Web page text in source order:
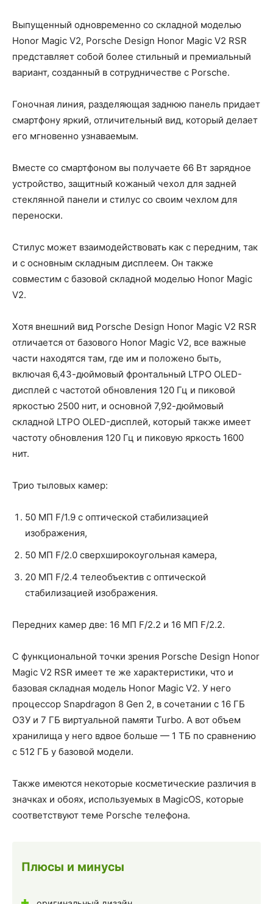
Выпущенный одновременно со складной моделью
Honor Magic V2, Porsche Design Honor Magic V2 RSR
представляет собой более стильный и премиальный
вариант, созданный в сотрудничестве с Porsche.
Гоночная линия, разделяющая заднюю панель придает
смартфону яркий, отличительный вид, который делает
его мгновенно узнаваемым.
Вместе со смартфоном вы получаете 66 Вт зарядное
устройство, защитный кожаный чехол для задней
стеклянной панели и стилус со своим чехлом для
переноски.
Стилус может взаимодействовать как с передним, так
и с основным складным дисплеем. Он также
совместим с базовой складной моделью Honor Magic
V2.
Хотя внешний вид Porsche Design Honor Magic V2 RSR
отличается от базового Honor Magic V2, все важные
части находятся там, где им и положено быть,
включая 6,43-дюймовый фронтальный LTPO OLED-
дисплей с частотой обновления 120 Гц и пиковой
яркостью 2500 нит, и основной 7,92-дюймовый
складной LTPO OLED-дисплей, который также имеет
частоту обновления 120 Гц и пиковую яркость 1600
нит.
Трио тыловых камер:
50 МП F/1.9 с оптической стабилизацией
изображения,
50 МП F/2.0 сверхширокоугольная камера,
20 МП F/2.4 телеобъектив с оптической
стабилизацией изображения.
Передних камер две: 16 МП F/2.2 и 16 МП F/2.2.
С функциональной точки зрения Porsche Design Honor
Magic V2 RSR имеет те же характеристики, что и
базовая складная модель Honor Magic V2. У него
процессор Snapdragon 8 Gen 2, в сочетании с 16 ГБ
ОЗУ и 7 ГБ виртуальной памяти Turbo. А вот объем
хранилища у него вдвое больше — 1 ТБ по сравнению
с 512 ГБ у базовой модели.
Также имеются некоторые косметические различия в
значках и обоях, используемых в MagicOS, которые
соответствуют теме Porsche телефона.
Плюсы и минусы